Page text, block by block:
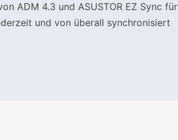
ADM 4.3 und ASUSTOR EZ Sync für
und von überall synchronisiert